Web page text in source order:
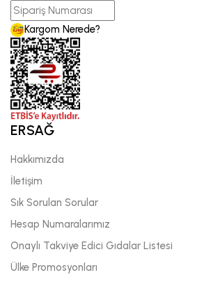
Kargom Nerede?
ERSAĞ
Hakkımızda
İletişim
Sık Sorulan Sorular
Hesap Numaralarımız
Onaylı Takviye Edici Gıdalar Listesi
Ülke Promosyonları